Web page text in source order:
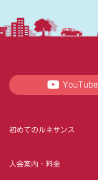
YouTube
初めてのルネサンス
入会案内・料金